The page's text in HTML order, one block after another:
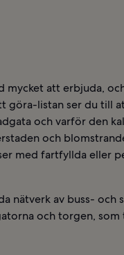
mycket att erbjuda,
göra-listan ser du till
och varför den
och
med fartfyllda eller
nätverk av buss- och
och torgen,